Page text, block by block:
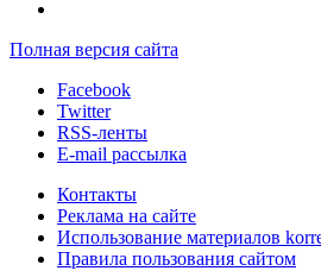
Полная версия сайта
Facebook
Twitter
RSS-ленты
E-mail рассылка
Контакты
Реклама на сайте
Использование материалов
Правила пользования сайтом